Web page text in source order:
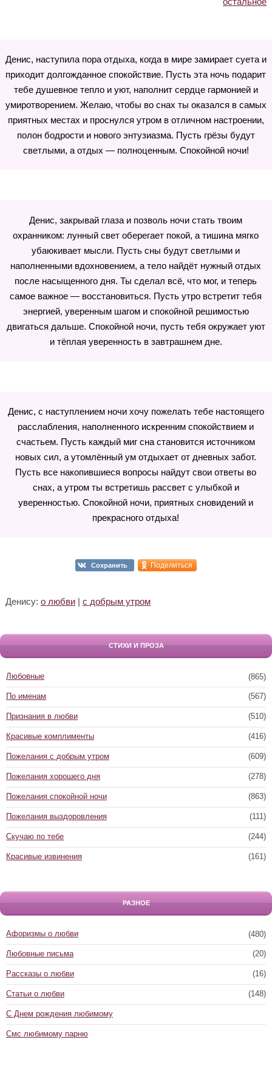
Денис, наступила пора отдыха, когда в мире замирает суета и
приходит долгожданное спокойствие. Пусть эта ночь подарит
тебе душевное тепло и уют, наполнит сердце гармонией и
умиротворением. Желаю, чтобы во снах ты оказался в самых
приятных местах и проснулся утром в отличном настроении,
полон бодрости и нового энтузиазма. Пусть грёзы будут
светлыми, а отдых — полноценным. Спокойной ночи!
Денис, закрывай глаза и позволь ночи стать твоим
охранником: лунный свет оберегает покой, а тишина мягко
убаюкивает мысли. Пусть сны будут светлыми и
наполненными вдохновением, а тело найдёт нужный отдых
после насыщенного дня. Ты сделал всё, что мог, и теперь
самое важное — восстановиться. Пусть утро встретит тебя
энергией, уверенным шагом и спокойной решимостью
двигаться дальше. Спокойной ночи, пусть тебя окружает уют
и тёплая уверенность в завтрашнем дне.
Денис, с наступлением ночи хочу пожелать тебе настоящего
расслабления, наполненного искренним спокойствием и
счастьем. Пусть каждый миг сна становится источником
новых сил, а утомлённый ум отдыхает от дневных забот.
Пусть все накопившиеся вопросы найдут свои ответы во
снах, а утром ты встретишь рассвет с улыбкой и
уверенностью. Спокойной ночи, приятных сновидений и
прекрасного отдыха!
Сохранить Поделиться
Денису: о любви| с добрым утром
СТИХИ И ПРОЗА
(865)
Любовные
(567)
По именам
(510)
Признания в любви
(416)
Красивые комплименты
(609)
Пожелания с добрым утром
(278)
Пожелания хорошего дня
(863)
Пожелания спокойной ночи
(111)
Пожелания выздоровления
(244)
Скучаю по тебе
(161)
Красивые извинения
РАЗНОЕ
(480)
Афоризмы о любви
(20)
Любовные письма
(16)
Рассказы о любви
(148)
Статьи о любви
С Днем рождения любимому
Смс любимому парню